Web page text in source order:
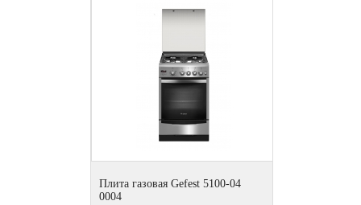
Плита газовая Gefest 5100-04
0004